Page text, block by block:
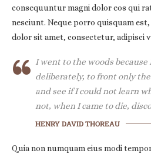
consequuntur magni dolor eos qui
nesciunt. Neque porro quisquam
dolor sit amet, consectetur, adipisci
I went to the woods
deliberately, to front only
and see if I could not learn
not, when I came to die,
HENRY DAVID THOREAU
Quia non numquam eius modi